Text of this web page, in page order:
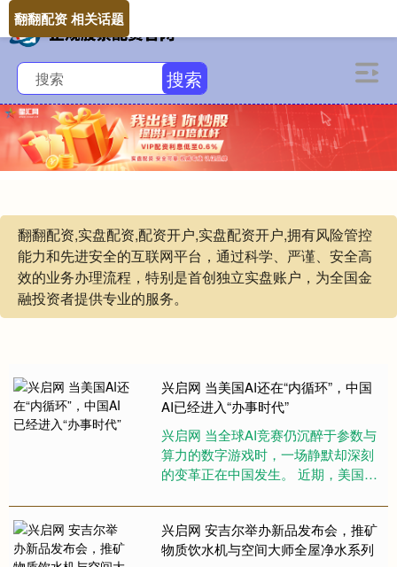
搜索
翻翻配资,实盘配资,配资开户,实盘配资开户,拥有风险管控
能力和先进安全的互联网平台，通过科学、严谨、安全高
效的业务办理流程，特别是首创独立实盘账户，为全国金
融投资者提供专业的服务。
翻翻配资 相关话题
兴启网 当美国AI还在“内循环”，中国
AI已经进入“办事时代”
兴启网 当全球AI竞赛仍沉醉于参数与
算力的数字游戏时，一场静默却深刻
的变革正在中国发生。 近期，美国零
将谷歌的AI聊天机器人Ge....
兴启网 安吉尔举办新品发布会，推矿
物质饮水机与空间大师全屋净水系列